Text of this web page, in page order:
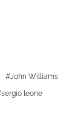
John Williams
sergio leone